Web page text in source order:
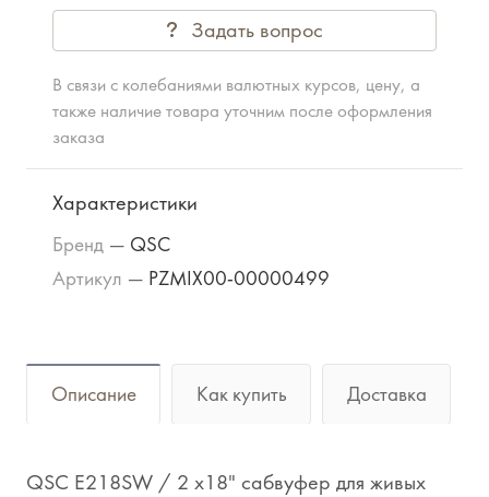
Задать вопрос
В связи с колебаниями валютных курсов, цену, а
также наличие товара уточним после оформления
заказа
Характеристики
Бренд — QSC
Артикул — PZMIX00-00000499
Описание Как купить Доставка
QSC E218SW / 2 x18" сабвуфер для живых